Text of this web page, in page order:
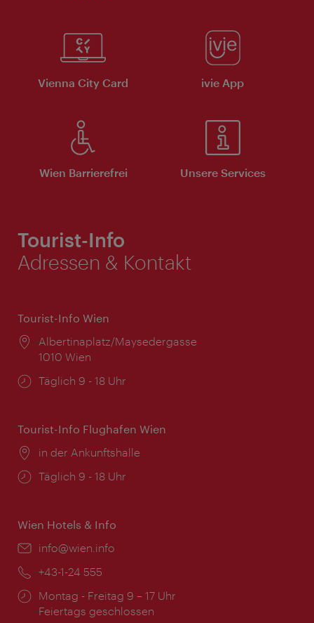
Vienna City Card ivie App
Wien Barrierefrei Unsere Services
Tourist-Info
Adressen & Kontakt
Tourist-Info Wien
Ort:
Albertinaplatz/Maysedergasse
1010 Wien
Öffnungszeiten:
Täglich 9 - 18 Uhr
Tourist-Info Flughafen Wien
Ort:
in der Ankunftshalle
Öffnungszeiten:
Täglich 9 - 18 Uhr
Wien Hotels & Info
Email:
info@wien.info
Telefon:
+43-1-24 555
Öffnungszeiten:
Montag - Freitag 9 – 17 Uhr
Feiertags geschlossen